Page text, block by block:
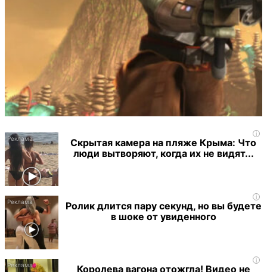
i
Скрытая камера на пляже Крыма: Что
люди вытворяют, когда их не видят...
i
Ролик длится пару секунд, но вы будете
в шоке от увиденного
i
Королева вагона отожгла! Видео не